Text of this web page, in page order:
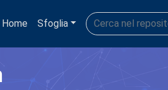
Home Sfoglia